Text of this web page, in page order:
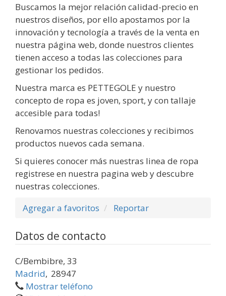
Buscamos la mejor relación calidad-precio en
nuestros diseños, por ello apostamos por la
innovación y tecnología a través de la venta en
nuestra página web, donde nuestros clientes
tienen acceso a todas las colecciones para
gestionar los pedidos.
Nuestra marca es PETTEGOLE y nuestro
concepto de ropa es joven, sport, y con tallaje
accesible para todas!
Renovamos nuestras colecciones y recibimos
productos nuevos cada semana.
Si quieres conocer más nuestras linea de ropa
registrese en nuestra pagina web y descubre
nuestras colecciones.
Agregar a favoritos
Reportar
Datos de contacto
C/Bembibre, 33
Madrid, 28947
Mostrar teléfono